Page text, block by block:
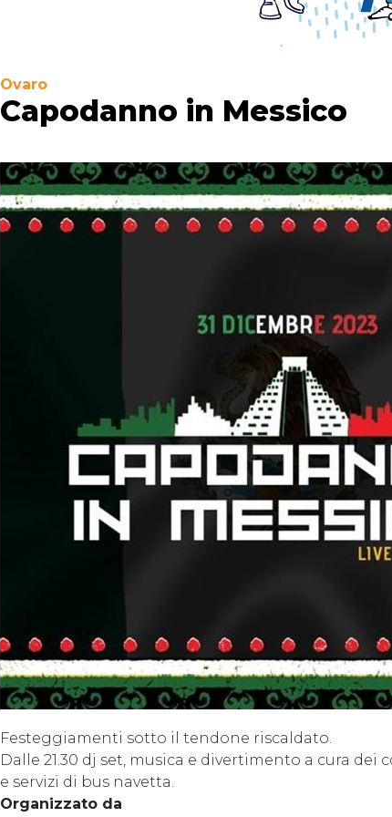
Ovaro
Capodanno in Messico
Festeggiamenti sotto il tendone riscaldato.
Dalle 21.30 dj set, musica e divertimento a cura
e servizi di bus navetta.
Organizzato da